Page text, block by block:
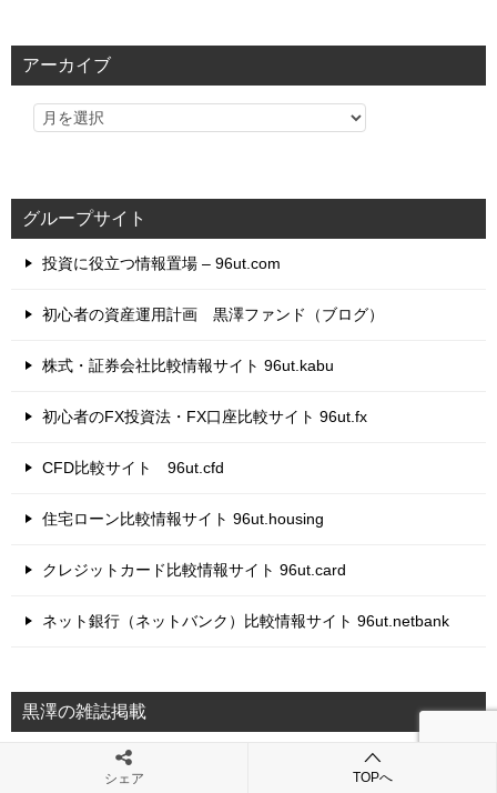
リ
アーカイブ
グループサイト
投資に役立つ情報置場 – 96ut.com
初心者の資産運用計画 黒澤ファンド（ブログ）
株式・証券会社比較情報サイト 96ut.kabu
初心者のFX投資法・FX口座比較サイト 96ut.fx
CFD比較サイト 96ut.cfd
住宅ローン比較情報サイト 96ut.housing
クレジットカード比較情報サイト 96ut.card
ネット銀行（ネットバンク）比較情報サイト 96ut.netbank
黒澤の雑誌掲載
稼ぐ人の株投資 億超えの方程式 9 (稼ぐ投資)
シェア TOPへ